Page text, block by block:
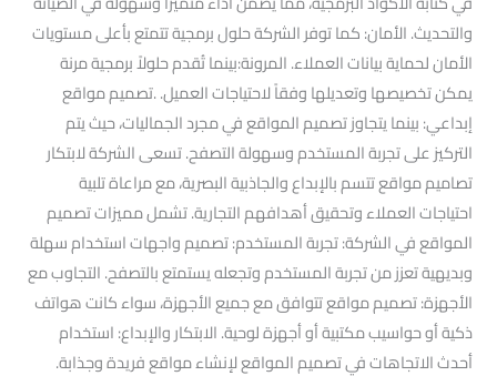
والتحديث. الأمان: كما توفر الشركة حلول برمجية تتمتع بأعلى مستويات
الأمان لحماية بيانات العملاء. المرونة:بينما تُقدم حلولاً برمجية مرنة
يمكن تخصيصها وتعديلها وفقاً لاحتياجات العميل. .تصميم مواقع
إبداعي: بينما يتجاوز تصميم المواقع في مجرد الجماليات، حيث يتم
التركيز على تجربة المستخدم وسهولة التصفح. تسعى الشركة لابتكار
تصاميم مواقع تتسم بالإبداع والجاذبية البصرية، مع مراعاة تلبية
احتياجات العملاء وتحقيق أهدافهم التجارية. تشمل مميزات تصميم
المواقع في الشركة: تجربة المستخدم: تصميم واجهات استخدام سهلة
وبديهية تعزز من تجربة المستخدم وتجعله يستمتع بالتصفح. التجاوب مع
الأجهزة: تصميم مواقع تتوافق مع جميع الأجهزة، سواء كانت هواتف
ذكية أو حواسيب مكتبية أو أجهزة لوحية. الابتكار والإبداع: استخدام
أحدث الاتجاهات في تصميم المواقع لإنشاء مواقع فريدة وجذابة.